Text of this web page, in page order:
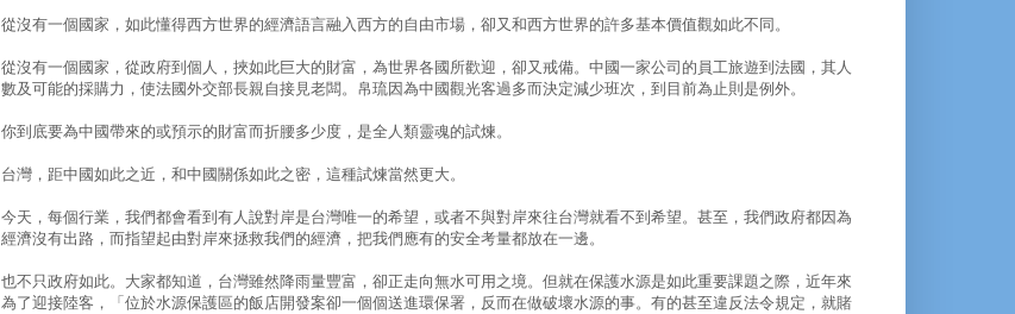
從沒有一個國家，如此懂得西方世界的經濟語言融入西方的自由市場，卻又和西方世界的許多基本價值觀如此不同。
從沒有一個國家，從政府到個人，挾如此巨大的財富，為世界各國所歡迎，卻又戒備。中國一家公司的員工旅遊到法國，其人
數及可能的採購力，使法國外交部長親自接見老闆。帛琉因為中國觀光客過多而決定減少班次，到目前為止則是例外。
你到底要為中國帶來的或預示的財富而折腰多少度，是全人類靈魂的試煉。
台灣，距中國如此之近，和中國關係如此之密，這種試煉當然更大。
今天，每個行業，我們都會看到有人說對岸是台灣唯一的希望，或者不與對岸來往台灣就看不到希望。甚至，我們政府都因為
經濟沒有出路，而指望起由對岸來拯救我們的經濟，把我們應有的安全考量都放在一邊。
也不只政府如此。大家都知道，台灣雖然降雨量豐富，卻正走向無水可用之境。但就在保護水源是如此重要課題之際，近年來
為了迎接陸客，「位於水源保護區的飯店開發案卻一個個送進環保署，反而在做破壞水源的事。有的甚至違反法令規定，就賭